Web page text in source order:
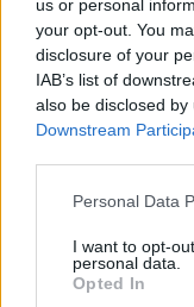
us or personal
your opt-out. You
disclosure of your
IAB’s list of
also be disclosed
Downstream
Please note that
not limited to your
grant or deny
use your data for
Personal Data
I want to opt-
personal data.
Opted In
Τραυματίστηκαν
11.05.2023 12:00